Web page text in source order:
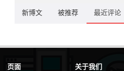
新博文 被推荐 最近评论
页面 关于我们